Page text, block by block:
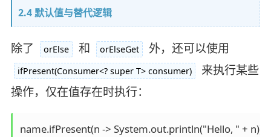
2.4 默认值与替代逻辑
除了 orElse 和 orElseGet 外，还可以使用
ifPresent(Consumer<? super T> consumer)
来执行某些
操作，仅在值存在时执行：
name.ifPresent(n -> System.out.println("Hello, " + n));